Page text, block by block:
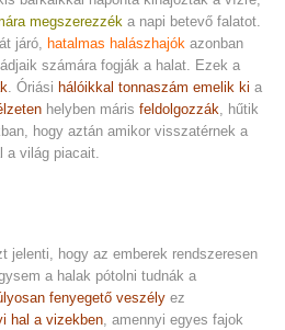
megszerezzék a napi betevő falatot.
járó, hatalmas halászhajók azonban
számára fogják a halat. Ezek a
. Óriási hálóikkal tonnaszám emelik ki a
helyben máris feldolgozzák, hűtik
hogy aztán amikor visszatérnek a
a világ piacait.
jelenti, hogy az emberek rendszeresen
a halak pótolni tudnák a
fenyegető veszély ez
hal a vizekben, amennyi egyes fajok